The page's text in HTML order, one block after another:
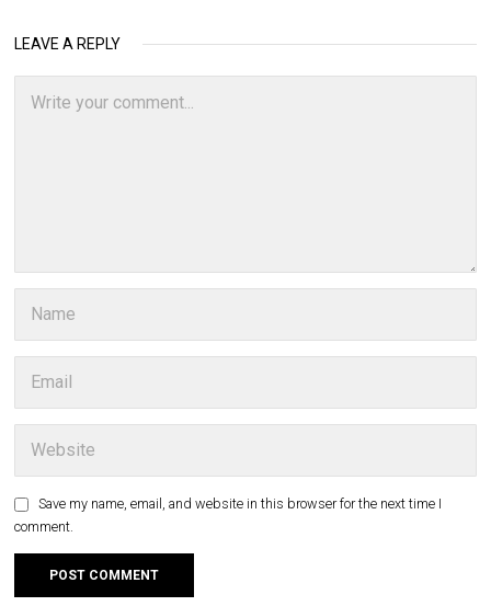
LEAVE A REPLY
Save my name, email, and website in this browser for the next time I
comment.